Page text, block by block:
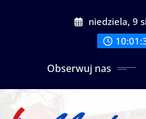
niedziela, 9
Obserwuj nas